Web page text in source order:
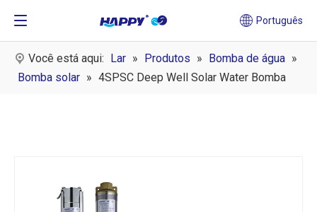
Português
Você está aqui: Lar » Produtos » Bomba de água »
Bomba solar » 4SPSC Deep Well Solar Water Bomba